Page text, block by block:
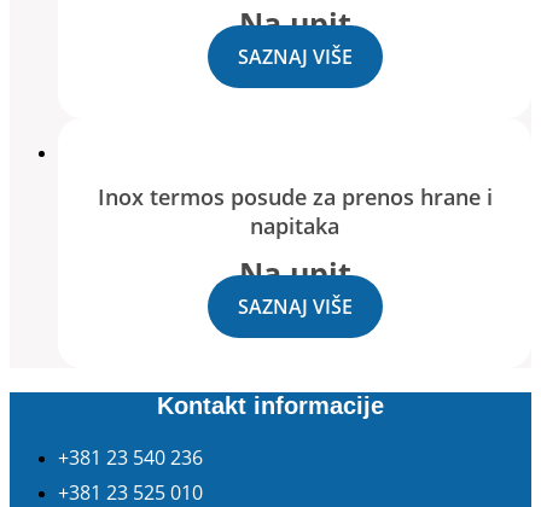
Na upit
SAZNAJ VIŠE
Inox termos posude za prenos hrane i
napitaka
Na upit
SAZNAJ VIŠE
Kontakt informacije
+381 23 540 236
+381 23 525 010